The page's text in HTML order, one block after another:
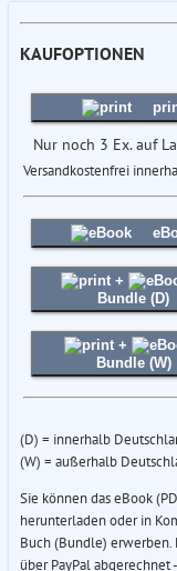
KAUFOPTIONEN
Nur noch 3 Ex. auf
Versandkostenfrei
+
Bundle (D)
+
Bundle (W)
(D) = innerhalb
(W) = außerhalb
Sie können das eBook
herunterladen oder in
Buch (Bundle)
über PayPal abgerechnet